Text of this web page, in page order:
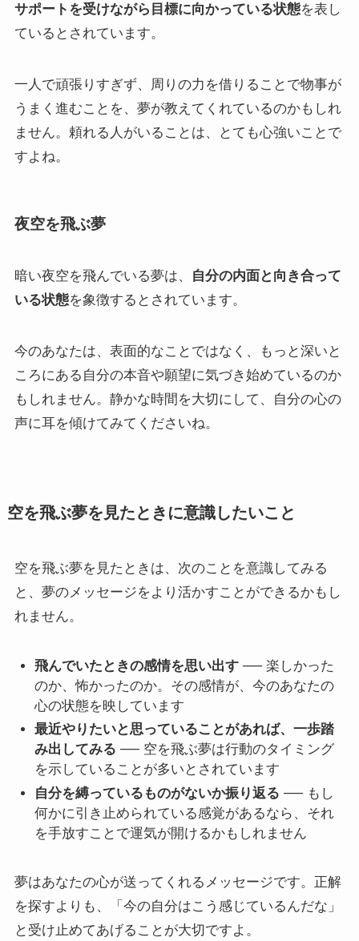
サポートを受けながら目標に向かっている状態を表し
ているとされています。
一人で頑張りすぎず、周りの力を借りることで物事が
うまく進むことを、夢が教えてくれているのかもしれ
ません。頼れる人がいることは、とても心強いことで
すよね。
夜空を飛ぶ夢
暗い夜空を飛んでいる夢は、
自分の内面と向き合って
いる状態を象徴するとされています。
今のあなたは、表面的なことではなく、もっと深いと
ころにある自分の本音や願望に気づき始めているのか
もしれません。静かな時間を大切にして、自分の心の
声に耳を傾けてみてくださいね。
空を飛ぶ夢を見たときに意識したいこと
空を飛ぶ夢を見たときは、次のことを意識してみる
と、夢のメッセージをより活かすことができるかもし
れません。
飛んでいたときの感情を思い出す ── 楽しかった
のか、怖かったのか。その感情が、今のあなたの
心の状態を映しています
最近やりたいと思っていることがあれば、一歩踏
み出してみる ── 空を飛ぶ夢は行動のタイミング
を示していることが多いとされています
自分を縛っているものがないか振り返る ── もし
何かに引き止められている感覚があるなら、それ
を手放すことで運気が開けるかもしれません
夢はあなたの心が送ってくれるメッセージです。正解
を探すよりも、「今の自分はこう感じているんだな」
と受け止めてあげることが大切ですよ。